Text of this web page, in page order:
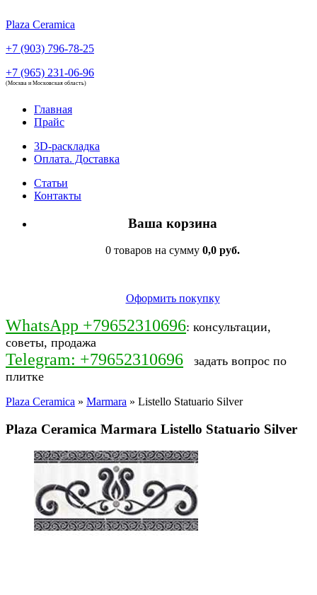
Plaza Ceramica
+7 (903) 796-78-25
+7 (965) 231-06-96
(Москва и Московская область)
Главная
Прайс
3D-раскладка
Оплата. Доставка
Статьи
Контакты
Ваша корзина
0 товаров на сумму 0,0 руб.
Оформить покупку
WhatsApp +79652310696: консультации,
советы, продажа
Telegram: +79652310696
задать вопрос по
плитке
Plaza Ceramica » Marmara » Listello Statuario Silver
Plaza Ceramica Marmara Listello Statuario Silver